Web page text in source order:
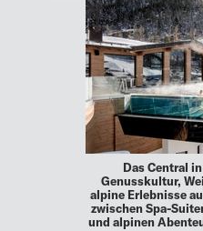
Das Central
Genusskultur,
alpine Erlebnisse
zwischen Spa-
und alpinen